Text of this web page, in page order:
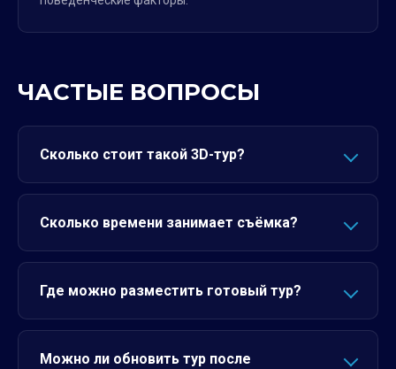
ЧАСТЫЕ ВОПРОСЫ
Сколько стоит такой 3D-тур?
Сколько времени занимает съёмка?
Где можно разместить готовый тур?
Можно ли обновить тур после